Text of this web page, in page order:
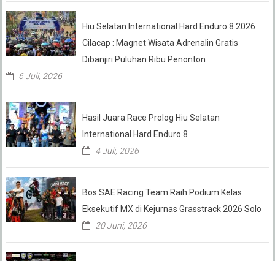
Hiu Selatan International Hard Enduro 8 2026
Cilacap : Magnet Wisata Adrenalin Gratis
Dibanjiri Puluhan Ribu Penonton
6 Juli, 2026
Hasil Juara Race Prolog Hiu Selatan
International Hard Enduro 8
4 Juli, 2026
Bos SAE Racing Team Raih Podium Kelas
Eksekutif MX di Kejurnas Grasstrack 2026 Solo
20 Juni, 2026